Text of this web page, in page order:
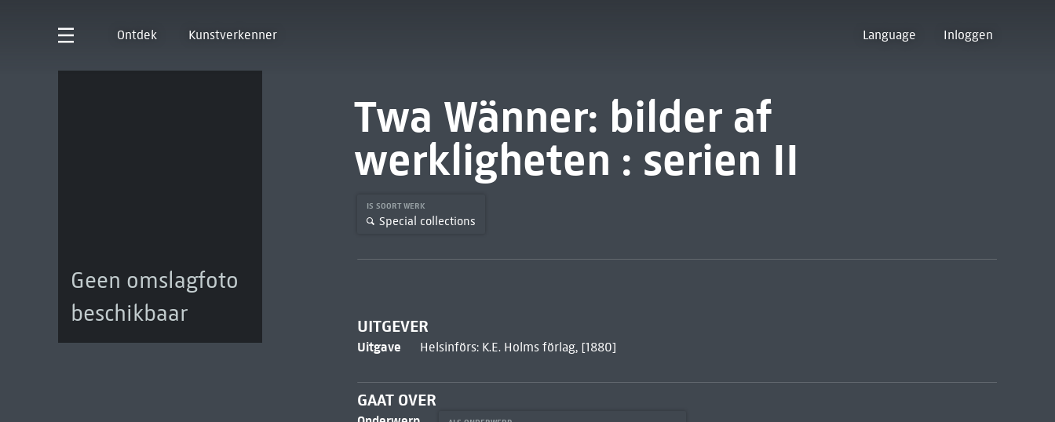
Ontdek Kunstverkenner Language Inloggen
Geen omslagfoto
beschikbaar
Twa Wänner: bilder af
werkligheten : serien II
IS SOORT WERK
Special collections
UITGEVER
Uitgave Helsinförs: K.E. Holms förlag, [1880]
GAAT OVER